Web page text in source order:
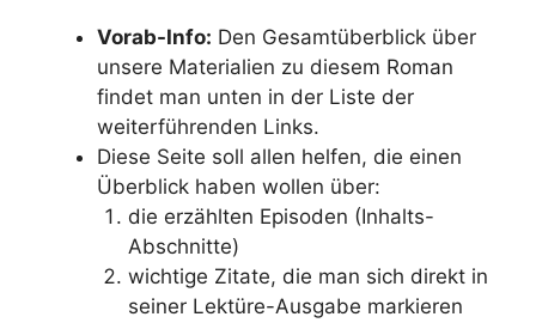
Vorab-Info: Den Gesamtüberblick über
unsere Materialien zu diesem Roman
findet man unten in der Liste der
weiterführenden Links.
Diese Seite soll allen helfen, die einen
Überblick haben wollen über:
die erzählten Episoden (Inhalts-
Abschnitte)
wichtige Zitate, die man sich direkt in
seiner Lektüre-Ausgabe markieren